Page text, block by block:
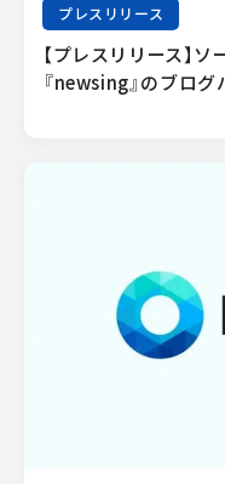
プレスリリース
【プレスリリース】
『newsing』のブロ